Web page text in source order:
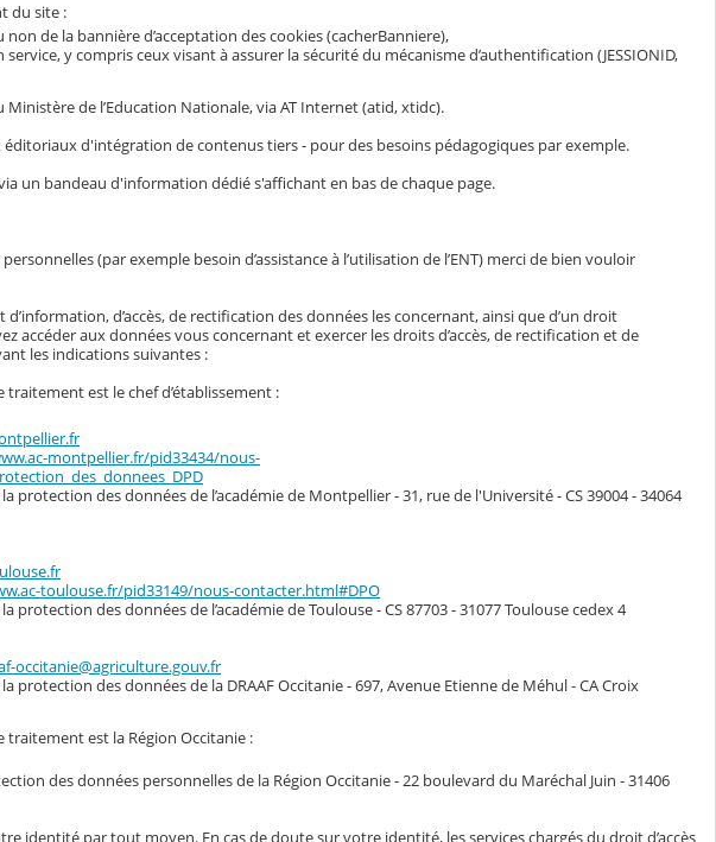
du site :
de la bannière d’acceptation des cookies (cacherBanniere),
y compris ceux visant à assurer la sécurité du mécanisme d’authentification (JESSIONID,
de l’Education Nationale, via AT Internet (atid, xtidc).
d'intégration de contenus tiers - pour des besoins pédagogiques par exemple.
un bandeau d'information dédié s'affichant en bas de chaque page.
(par exemple besoin d’assistance à l’utilisation de l’ENT) merci de bien vouloir
d’accès, de rectification des données les concernant, ainsi que d’un droit
aux données vous concernant et exercer les droits d’accès, de rectification et de
les indications suivantes :
est le chef d’établissement :
montpellier.fr/pid33434/nous-
protection des données de l’académie de Montpellier - 31, rue de l'Université - CS 39004 - 34064
toulouse.fr/pid33149/nous-contacter.html#DPO
protection des données de l’académie de Toulouse - CS 87703 - 31077 Toulouse cedex 4
occitanie@agriculture.gouv.fr
protection des données de la DRAAF Occitanie - 697, Avenue Etienne de Méhul - CA Croix
est la Région Occitanie :
des données personnelles de la Région Occitanie - 22 boulevard du Maréchal Juin - 31406
identité par tout moyen. En cas de doute sur votre identité, les services chargés du droit d’accès